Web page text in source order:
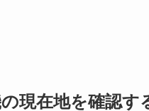
現在地を確認